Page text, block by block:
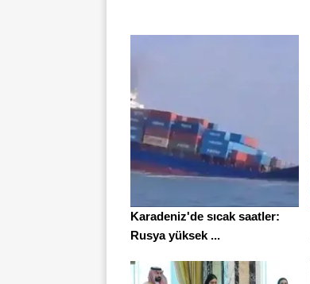
Karadeniz'de sıcak saatler:
Rusya yüksek ...